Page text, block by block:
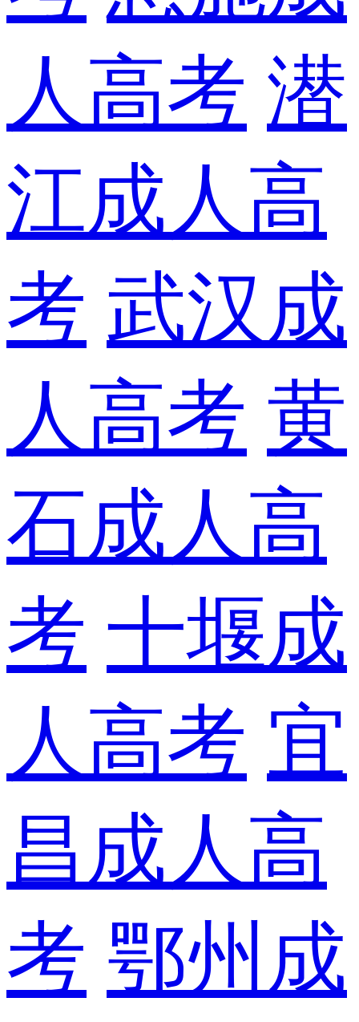
人高考 潜
江成人高
考 武汉成
人高考 黄
石成人高
考 十堰成
人高考 宜
昌成人高
考 鄂州成